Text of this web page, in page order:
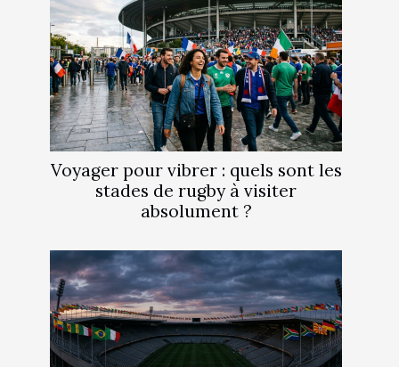
Voyager pour vibrer : quels sont les
stades de rugby à visiter
absolument ?